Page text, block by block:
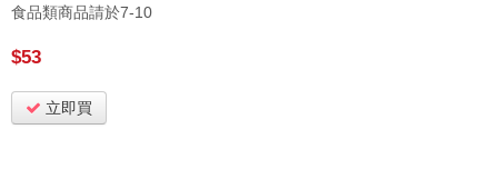
食品類商品請於7-10
$53
立即買